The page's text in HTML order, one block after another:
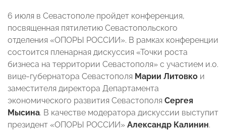
6 июля в Севастополе пройдет конференция,
посвященная пятилетию Севастопольского
отделения «ОПОРЫ РОССИИ». В рамках конференции
состоится пленарная дискуссия «Точки роста
бизнеса на территории Севастополя» с участием и.о.
вице-губернатора Севастополя Марии Литовко и
заместителя директора Департамента
экономического развития Севастополя Сергея
Мысина. В качестве модератора дискуссии выступит
президент «ОПОРЫ РОССИИ» Александр Калинин.